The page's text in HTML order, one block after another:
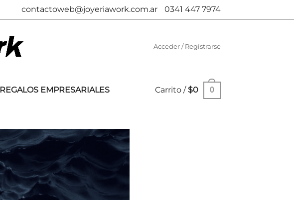
contactoweb@joyeriawork.com.ar 0341 447 7974
Acceder / Registrarse
REGALOS EMPRESARIALES Carrito /$0 0